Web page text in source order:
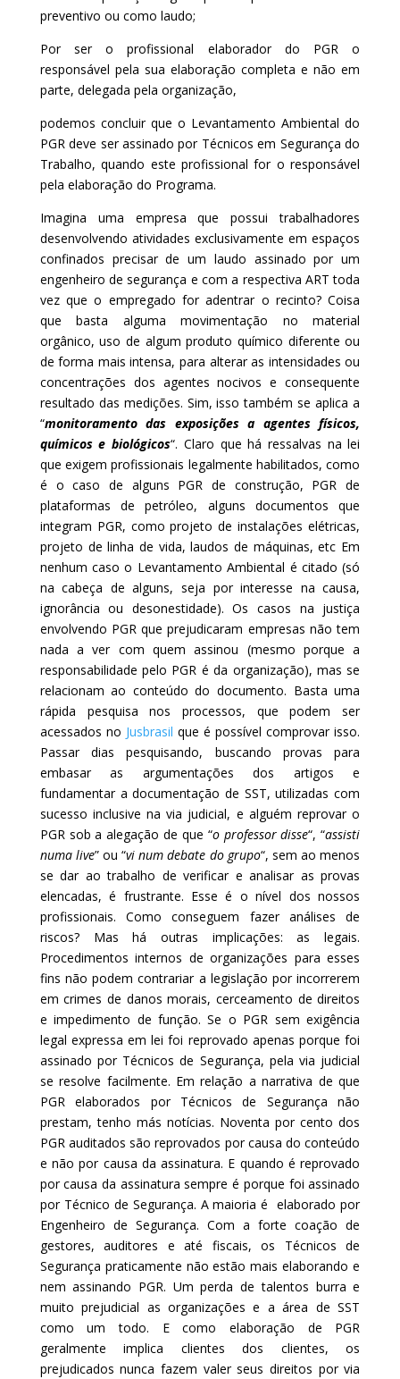
preventivo ou como laudo;
Por ser o profissional elaborador do PGR o
responsável pela sua elaboração completa e não em
parte, delegada pela organização,
podemos concluir que o Levantamento Ambiental do
PGR deve ser assinado por Técnicos em Segurança do
Trabalho, quando este profissional for o responsável
pela elaboração do Programa.
Imagina uma empresa que possui trabalhadores
desenvolvendo atividades exclusivamente em espaços
confinados precisar de um laudo assinado por um
engenheiro de segurança e com a respectiva ART toda
vez que o empregado for adentrar o recinto? Coisa
que basta alguma movimentação no material
orgânico, uso de algum produto químico diferente ou
de forma mais intensa, para alterar as intensidades ou
concentrações dos agentes nocivos e consequente
resultado das medições. Sim, isso também se aplica a
“monitoramento das exposições a agentes físicos,
químicos e biológicos“. Claro que há ressalvas na lei
que exigem profissionais legalmente habilitados, como
é o caso de alguns PGR de construção, PGR de
plataformas de petróleo, alguns documentos que
integram PGR, como projeto de instalações elétricas,
projeto de linha de vida, laudos de máquinas, etc Em
nenhum caso o Levantamento Ambiental é citado (só
na cabeça de alguns, seja por interesse na causa,
ignorância ou desonestidade). Os casos na justiça
envolvendo PGR que prejudicaram empresas não tem
nada a ver com quem assinou (mesmo porque a
responsabilidade pelo PGR é da organização), mas se
relacionam ao conteúdo do documento. Basta uma
rápida pesquisa nos processos, que podem ser
acessados no Jusbrasil que é possível comprovar isso.
Passar dias pesquisando, buscando provas para
embasar as argumentações dos artigos e
fundamentar a documentação de SST, utilizadas com
sucesso inclusive na via judicial, e alguém reprovar o
PGR sob a alegação de que “o professor disse“, “assisti
numa live” ou “vi num debate do grupo“, sem ao menos
se dar ao trabalho de verificar e analisar as provas
elencadas, é frustrante. Esse é o nível dos nossos
profissionais. Como conseguem fazer análises de
riscos? Mas há outras implicações: as legais.
Procedimentos internos de organizações para esses
fins não podem contrariar a legislação por incorrerem
em crimes de danos morais, cerceamento de direitos
e impedimento de função. Se o PGR sem exigência
legal expressa em lei foi reprovado apenas porque foi
assinado por Técnicos de Segurança, pela via judicial
se resolve facilmente. Em relação a narrativa de que
PGR elaborados por Técnicos de Segurança não
prestam, tenho más notícias. Noventa por cento dos
PGR auditados são reprovados por causa do conteúdo
e não por causa da assinatura. E quando é reprovado
por causa da assinatura sempre é porque foi assinado
por Técnico de Segurança. A maioria é elaborado por
Engenheiro de Segurança. Com a forte coação de
gestores, auditores e até fiscais, os Técnicos de
Segurança praticamente não estão mais elaborando e
nem assinando PGR. Um perda de talentos burra e
muito prejudicial as organizações e a área de SST
como um todo. E como elaboração de PGR
geralmente implica clientes dos clientes, os
prejudicados nunca fazem valer seus direitos por via